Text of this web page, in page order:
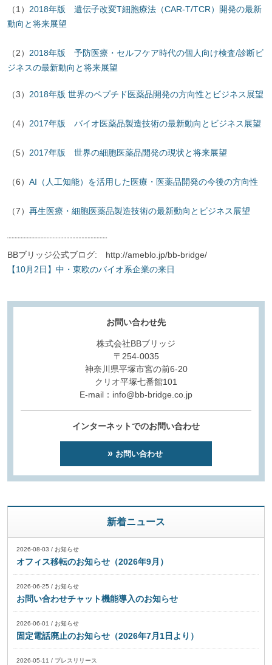
（1） 2018年版 遺伝子改変T細胞療法（CAR-T/TCR）開発の最新
動向と将来展望
（2） 2018年版 予防医療・セルフケア時代の個人向け検査/診断ビ
ジネスの最新動向と将来展望
（3） 2018年版 世界のペプチド医薬品開発の方向性とビジネス展望
（4） 2017年版 バイオ医薬品製造技術の最新動向とビジネス展望
（5） 2017年版 世界の細胞医薬品開発の現状と将来展望
（6） AI（人工知能）を活用した医療・医薬品開発の今後の方向性
（7） 再生医療・細胞医薬品製造技術の最新動向とビジネス展望
¨¨¨¨¨¨¨¨¨¨¨¨¨¨¨¨¨¨¨¨¨¨¨¨¨¨¨¨¨¨¨¨¨
BBブリッジ公式ブログ: http://ameblo.jp/bb-bridge/
【10月2日】中・東欧のバイオ系企業の来日
お問い合わせ先
株式会社BBブリッジ
〒254-0035
神奈川県平塚市宮の前6-20
クリオ平塚七番館101
E-mail：info@bb-bridge.co.jp
インターネットでのお問い合わせ
お問い合わせ
新着ニュース
2026-08-03 / お知らせ
オフィス移転のお知らせ（2026年9月）
2026-06-25 / お知らせ
お問い合わせチャット機能導入のお知らせ
2026-06-01 / お知らせ
固定電話廃止のお知らせ（2026年7月1日より）
2026-05-11 / プレスリリース